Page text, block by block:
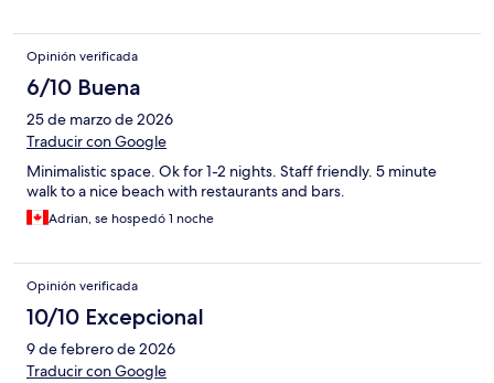
Opinión verificada
6/10 Buena
25 de marzo de 2026
Traducir con Google
Minimalistic space. Ok for 1-2 nights. Staff friendly. 5 minute
walk to a nice beach with restaurants and bars.
Adrian, se hospedó 1 noche
Opinión verificada
10/10 Excepcional
9 de febrero de 2026
Traducir con Google